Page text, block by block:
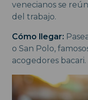
venecianos se
del trabajo.
Cómo llegar:
o San Polo,
acogedores bacari.